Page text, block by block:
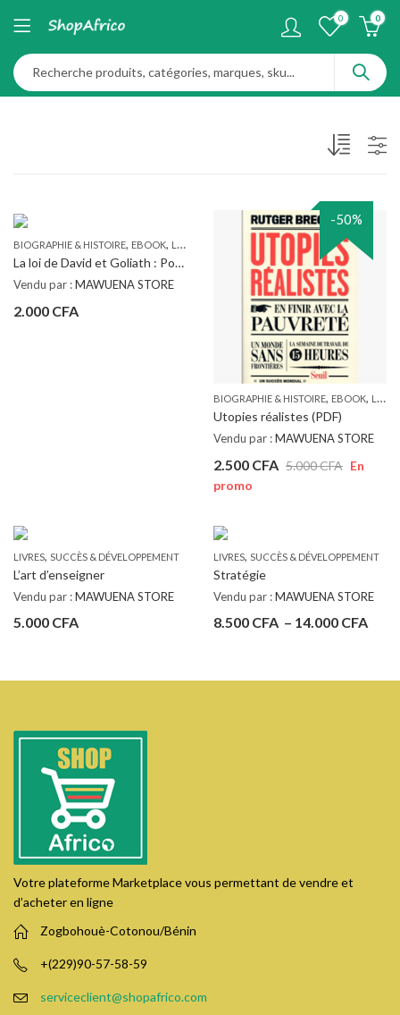
0 0
BIOGRAPHIE & HISTOIRE, EBOOK, LIVRES SUCCÈS & DÉVELOPPEMENT
La loi de David et Goliath : Pourquoi nos points faibles sont nos meilleurs atouts (PDF)
Vendu par :MAWUENA STORE
2.000 CFA
-50%
BIOGRAPHIE & HISTOIRE, EBOOK, LIVRES
Utopies réalistes (PDF)
Vendu par :MAWUENA STORE
2.500 CFA 5.000CFA En
promo
LIVRES, SUCCÈS & DÉVELOPPEMENT
L’art d’enseigner
Vendu par :MAWUENA STORE
5.000 CFA
LIVRES, SUCCÈS & DÉVELOPPEMENT
Stratégie
Vendu par :MAWUENA STORE
8.500 CFA – 14.000 CFA
Votre plateforme Marketplace vous permettant de vendre et
d’acheter en ligne
Zogbohouè-Cotonou/Bénin
+(229)90-57-58-59
serviceclient@shopafrico.com